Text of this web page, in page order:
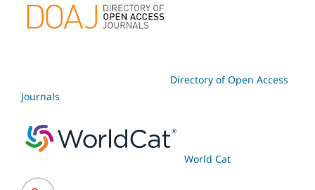
Directory of Open Access
Journals
World Cat